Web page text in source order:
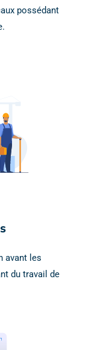
possédant
avant les
du travail de